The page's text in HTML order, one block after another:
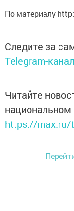
По материалу
Следите за
Telegram-
Читайте
https://max.ru/